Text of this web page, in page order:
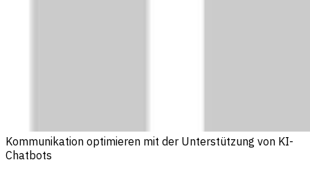
Kommunikation optimieren mit der Unterstützung von KI-
Chatbots